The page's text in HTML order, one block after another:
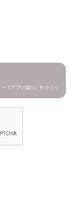
「アプリ紹介」をクリッ